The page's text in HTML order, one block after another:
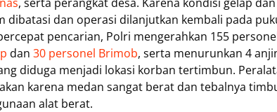
dibatasi dan operasi dilanjutkan kembali pada
pencarian, Polri mengerahkan 155
dan 30 personel Brimob, serta menurunkan 4
diduga menjadi lokasi korban tertimbun.
karena medan sangat berat dan tebalnya
alat berat.